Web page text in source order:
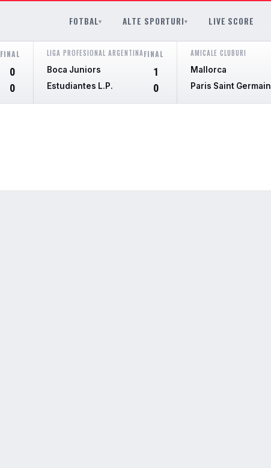
FOTBAL▾ ALTE SPORTURI▾ LIVE SCORE
FINAL
0
0
LIGA PROFESIONAL ARGENTINAFINAL
Boca Juniors 1
Estudiantes L.P. 0
AMICALE CLUBURI
Mallorca
Paris Saint Germain